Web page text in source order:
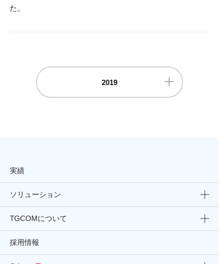
た。
2019
実績
ソリューション
TGCOMについて
採用情報